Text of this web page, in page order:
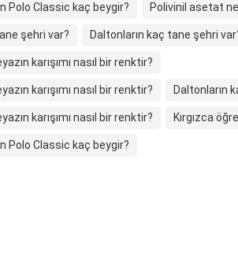
Polo Classic kaç beygir? Polivinil asetat
şehri var? Daltonların kaç tane şehri
karışımı nasıl bir renktir?
karışımı nasıl bir renktir? Daltonların
karışımı nasıl bir renktir? Kırgızca
Polo Classic kaç beygir?